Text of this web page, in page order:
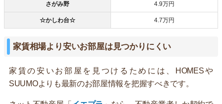
さがみ野 4.9万円
☆かしわ台☆ 4.7万円
家賃相場より安いお部屋は見つかりにくい
家賃の安いお部屋を見つけるためには、HOMESや
SUUMOよりも最新のお部屋情報を把握すべきです。